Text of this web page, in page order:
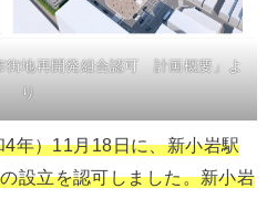
街地再開発組合認可 計画概要」よ
り
年）11月18日に、新小岩駅
設立を認可しました。新小岩